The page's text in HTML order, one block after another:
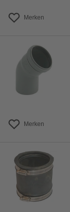
Merken
Merken